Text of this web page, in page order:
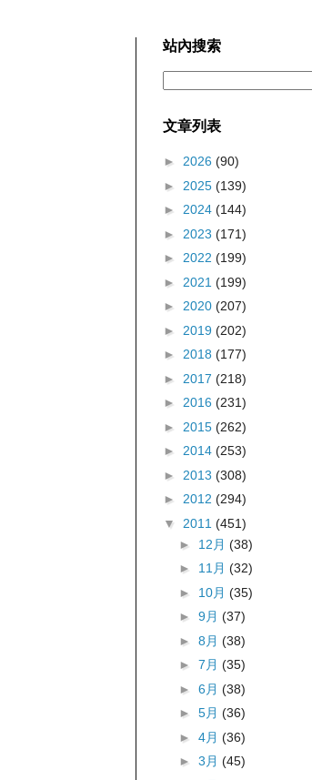
站內搜索
文章列表
► 2026 (90)
► 2025 (139)
► 2024 (144)
► 2023 (171)
► 2022 (199)
► 2021 (199)
► 2020 (207)
► 2019 (202)
► 2018 (177)
► 2017 (218)
► 2016 (231)
► 2015 (262)
► 2014 (253)
► 2013 (308)
► 2012 (294)
▼ 2011 (451)
► 12月 (38)
► 11月 (32)
► 10月 (35)
► 9月 (37)
► 8月 (38)
► 7月 (35)
► 6月 (38)
► 5月 (36)
► 4月 (36)
► 3月 (45)